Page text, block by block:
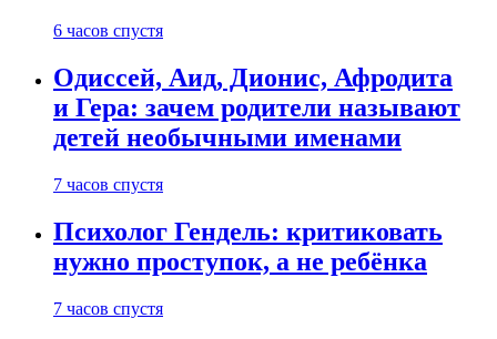
6 часов спустя
Одиссей, Аид, Дионис, Афродита
и Гера: зачем родители называют
детей необычными именами
7 часов спустя
Психолог Гендель: критиковать
нужно проступок, а не ребёнка
7 часов спустя